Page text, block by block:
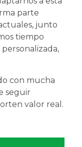
parte
junto
tiempo
con mucha
seguir
valor real.